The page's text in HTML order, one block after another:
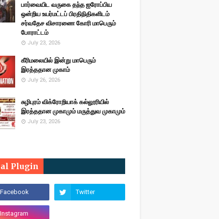
பார்வையிட வருகை தந்த ஐரோப்பிய
ஒன்றிய உயர்மட்டப் பிரதிநிதிகளிடம்
சர்வதேச விசாரணை கோரி மாபெரும்
போராட்டம்
July 23, 2026
கீரிமலையில் இன்று மாபெரும்
இரத்ததான முகாம்
July 26, 2026
சுழிபுரம் விக்ரோறியாக் கல்லூரியில்
இரத்ததான முகாமும் மருத்துவ முகாமும்
July 23, 2026
Plugin